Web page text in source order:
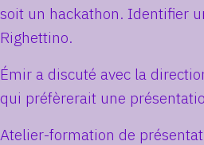
soit un hackathon. Identifier
Righettino.
Émir a discuté avec la
qui préfèrerait une
Atelier-formation de